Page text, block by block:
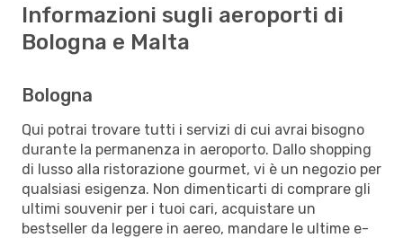
Informazioni sugli aeroporti di
Bologna e Malta
Bologna
Qui potrai trovare tutti i servizi di cui avrai bisogno
durante la permanenza in aeroporto. Dallo shopping
di lusso alla ristorazione gourmet, vi è un negozio per
qualsiasi esigenza. Non dimenticarti di comprare gli
ultimi souvenir per i tuoi cari, acquistare un
bestseller da leggere in aereo, mandare le ultime e-